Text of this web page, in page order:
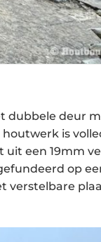
dubbele deur
is
een 19mm
op
verstelbare